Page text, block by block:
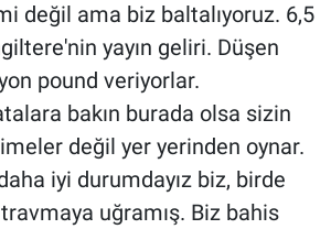
değil ama biz baltalıyoruz. 6,5
yayın geliri. Düşen
pound veriyorlar.
bakın burada olsa sizin
değil yer yerinden oynar.
iyi durumdayız biz, birde
uğramış. Biz bahis